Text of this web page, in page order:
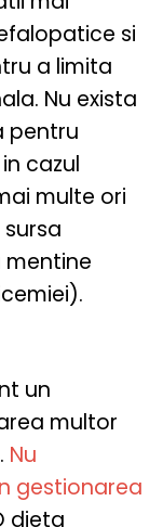
si
a limita
Nu exista
pentru
cazul
multe ori
un
multor
Nu
gestionarea
dieta